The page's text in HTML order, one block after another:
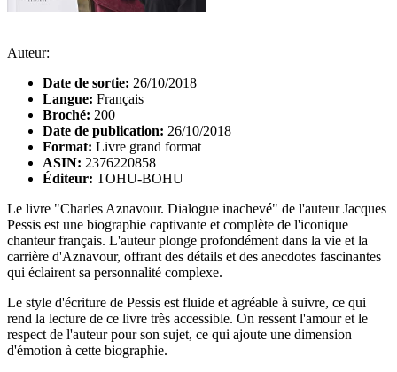
Auteur:
Date de sortie: 26/10/2018
Langue: Français
Broché: 200
Date de publication: 26/10/2018
Format: Livre grand format
ASIN: 2376220858
Éditeur: TOHU-BOHU
Le livre "Charles Aznavour. Dialogue inachevé" de l'auteur Jacques
Pessis est une biographie captivante et complète de l'iconique
chanteur français. L'auteur plonge profondément dans la vie et la
carrière d'Aznavour, offrant des détails et des anecdotes fascinantes
qui éclairent sa personnalité complexe.
Le style d'écriture de Pessis est fluide et agréable à suivre, ce qui
rend la lecture de ce livre très accessible. On ressent l'amour et le
respect de l'auteur pour son sujet, ce qui ajoute une dimension
d'émotion à cette biographie.